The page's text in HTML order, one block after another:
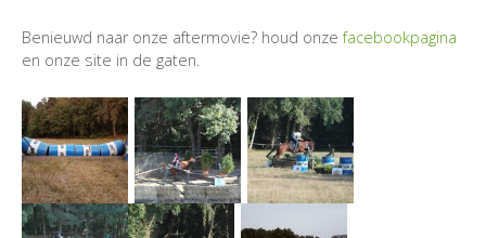
Benieuwd naar onze aftermovie? houd onzefacebookpagina
en onze site in de gaten.